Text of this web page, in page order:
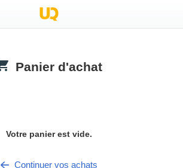
Panier d'achat
Votre panier est vide.
Continuer vos achats